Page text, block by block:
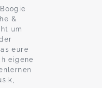
&
um
eure
eigene